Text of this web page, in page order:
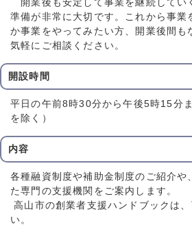
開業後も安定して事業を継続してい
準備が非常に大切です。これから事業
か事業をやってみたい方、開業後間も
気軽にご相談ください。
開設時間
平日の午前8時30分から午後5時15分
を除く）
内容
各種融資制度や補助金制度のご紹介や
た専門の支援機関をご案内します。
高山市の創業者支援ハンドブックは
い。